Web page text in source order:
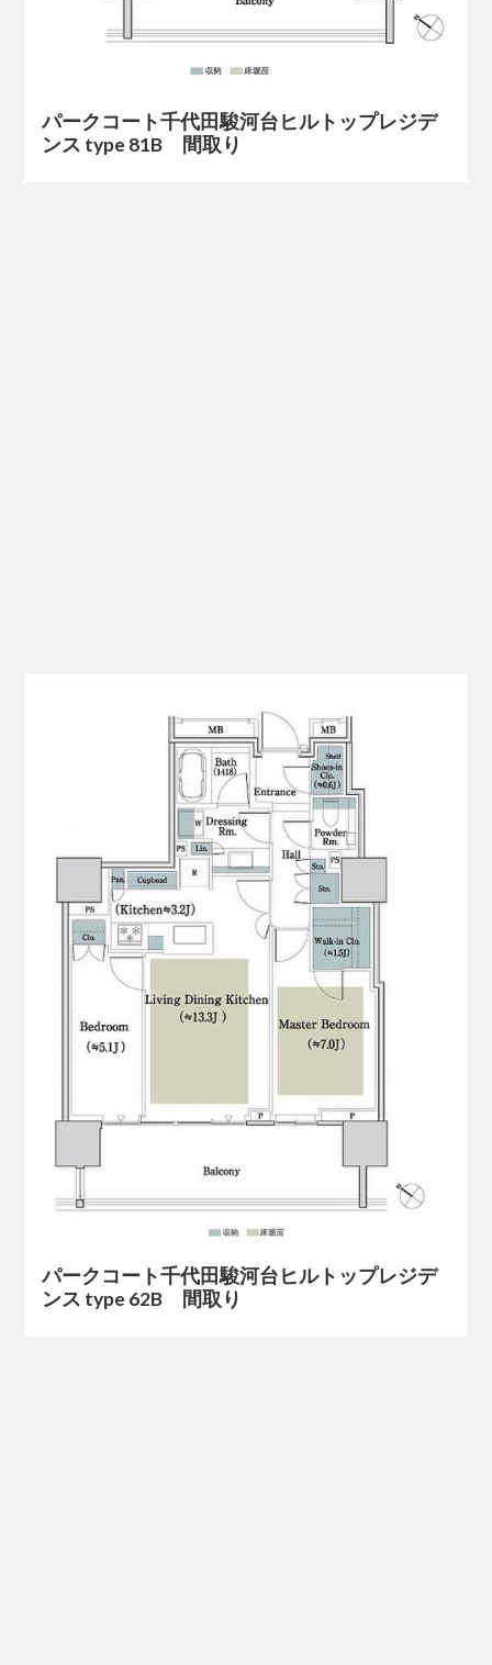
パークコート千代田駿河台ヒルトップレジデ
ンス type 81B 間取り
パークコート千代田駿河台ヒルトップレジデ
ンス type 62B 間取り